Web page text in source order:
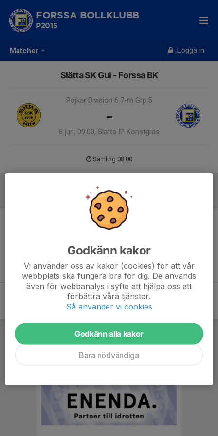
Matcher Logga in
FORSSA BOLLKLUBB
P2015
Slätta SK Gul - Forssa BK
Pojkar Division 6 7-m Grp.5
-
6 jun, 09:00, Slätta IP Konstgräs
Samling 08:00
Inget referat skrivet
Godkänn kakor
Vi använder oss av kakor (cookies) för att vår
webbplats ska fungera bra för dig. De används
även för webbanalys i syfte att hjälpa oss att
förbättra våra tjänster.
Så använder vi cookies
Godkänn alla kakor
Bara nödvändiga